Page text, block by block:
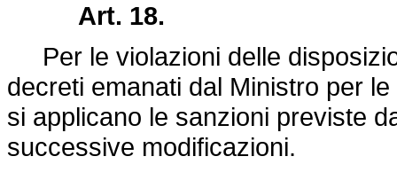
Art. 18.
Per le violazioni delle
decreti emanati dal Ministro per
si applicano le sanzioni previste
successive modificazioni.